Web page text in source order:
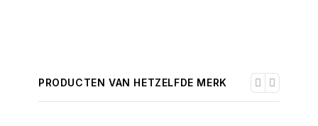
PRODUCTEN VAN HETZELFDE MERK